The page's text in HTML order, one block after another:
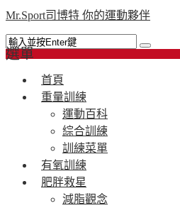
Mr.Sport司博特 你的運動夥伴
選單
首頁
重量訓練
運動百科
綜合訓練
訓練菜單
有氧訓練
肥胖救星
減脂觀念